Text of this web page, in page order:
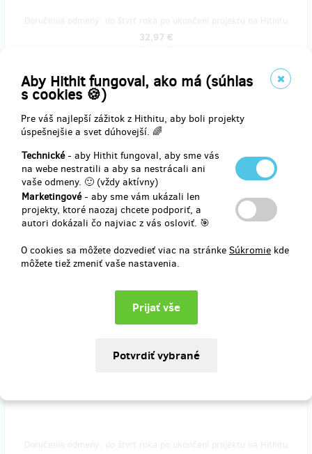
Aby Hithit fungoval, ako má (súhlas
s cookies 🍪)
Pre váš najlepší zážitok z Hithitu, aby boli projekty
úspešnejšie a svet dúhovejší. 🌈
Technické- aby Hithit fungoval, aby sme vás
na webe nestratili a aby sa nestrácali ani
vaše odmeny. 🙂 (vždy aktívny)
Marketingové- aby sme vám ukázali len
projekty, ktoré naozaj chcete podporiť, a
autori dokázali čo najviac z vás osloviť. 🎯
O cookies sa môžete dozvedieť viac na stránke Súkromie kde
môžete tiež zmeniť vaše nastavenia.
32,97 €
800 Kč
Festival Přehrady na Vranově
Užijte si dvoudenní festival na Vranově. UDG, Chinaski, Mirai a další!
Pro jednoho.
Doručenia odmeny: do štvrť roka po ukončení projektu na Hithitu
(800 Kč)
Degustace rumů nebo whiskey
Ňam. V našem baru máme pečlivě vybrané pití. Nabízíme vám